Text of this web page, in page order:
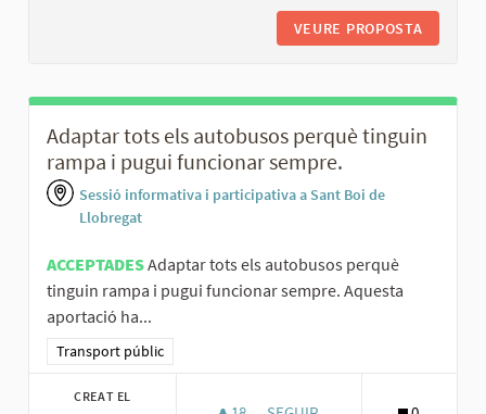
VEURE PROPOSTA
Adaptar tots els autobusos perquè tinguin
rampa i pugui funcionar sempre.
Sessió informativa i participativa a Sant Boi de
Llobregat
ACCEPTADESAdaptar tots els autobusos perquè
tinguin rampa i pugui funcionar sempre. Aquesta
aportació ha...
Resultats al filtrar per la categoria: Transport públic
Transport públic
CREAT EL